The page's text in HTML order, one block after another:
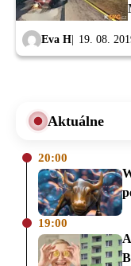
Eva H 19. 08.
Aktuálne
20:00
19:00